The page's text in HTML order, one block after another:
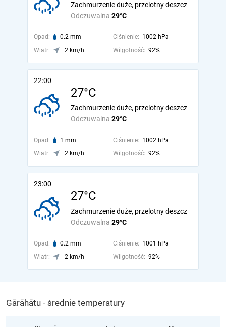
Odczuwalna 29°C
Zachmurzenie duże, przelotny deszcz
Opad: 0.2 mm Ciśnienie: 1002 hPa
Wiatr:
2 km/h Wilgotność: 92%
22:00
27°C
Odczuwalna 29°C
Zachmurzenie duże, przelotny deszcz
Opad: 1 mm Ciśnienie: 1002 hPa
Wiatr:
2 km/h Wilgotność: 92%
23:00
27°C
Odczuwalna 29°C
Zachmurzenie duże, przelotny deszcz
Opad: 0.2 mm Ciśnienie: 1001 hPa
Wiatr:
2 km/h Wilgotność: 92%
Gārāhātu - średnie temperatury